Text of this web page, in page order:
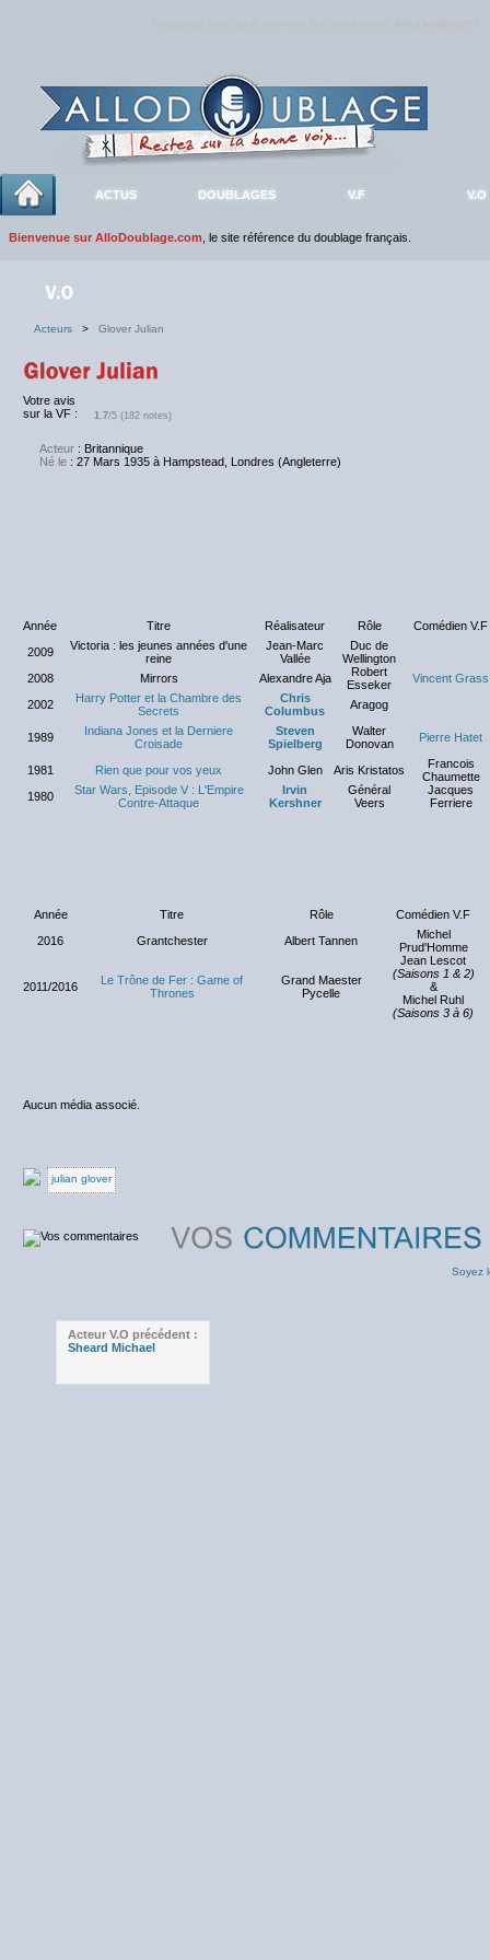
ACTUS DOUBLAGES V.F V.O
Bienvenue sur AlloDoublage.com , le site référence du doublage français.
Acteurs > Glover Julian
Votre avis
sur la VF :
1.7/5 (182 notes)
Acteur : Britannique
Né le : 27 Mars 1935 à Hampstead, Londres (Angleterre)
Année Titre Réalisateur Rôle
Comédien V.F
2009
Victoria : les jeunes années d'une
reine
Jean-Marc
Vallée
Duc de
Wellington
Vincent Grass
2008 Mirrors Alexandre Aja
Robert
Esseker
2002
Harry Potter et la Chambre des
Secrets
Chris
Columbus
Aragog
1989
Indiana Jones et la Derniere
Croisade
Steven
Spielberg
Walter
Donovan
Pierre Hatet
1981 Rien que pour vos yeux John Glen Aris Kristatos
Francois
Chaumette
1980
Star Wars, Episode V : L'Empire
Contre-Attaque
Irvin
Kershner
Général
Veers
Jacques
Ferriere
Année Titre Rôle
Comédien V.F
2016
Grantchester Albert Tannen
Michel
Prud'Homme
2011/2016
Le Trône de Fer : Game of
Thrones
Grand Maester
Pycelle
Jean Lescot
(Saisons 1 & 2)
&
Michel Ruhl
(Saisons 3 à 6)
Aucun média associé.
julian glover
Soyez
Acteur V.O précédent :
Sheard Michael